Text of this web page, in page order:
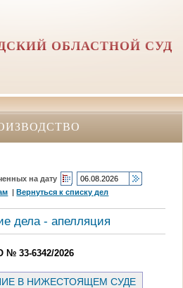
ОБЛАСТНОЙ СУД
на дату
|Вернуться к списку дел
дела - апелляция
№ 33-6342/2026
В НИЖЕСТОЯЩЕМ СУДЕ